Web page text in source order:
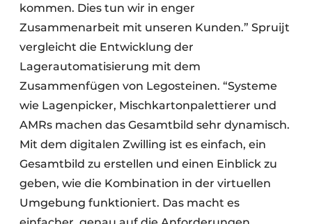
kommen. Dies tun wir in enger
Zusammenarbeit mit unseren Kunden.” Spruijt
vergleicht die Entwicklung der
Lagerautomatisierung mit dem
Zusammenfügen von Legosteinen. “Systeme
wie Lagenpicker, Mischkartonpalettierer und
AMRs machen das Gesamtbild sehr dynamisch.
Mit dem digitalen Zwilling ist es einfach, ein
Gesamtbild zu erstellen und einen Einblick zu
geben, wie die Kombination in der virtuellen
Umgebung funktioniert. Das macht es